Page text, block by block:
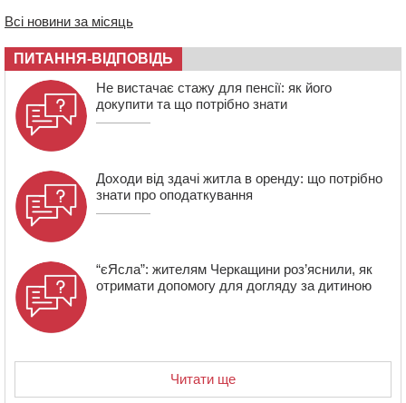
11:29
У Черкасах до середини серпня обмежать рух
10:54 На Черкащині кількість укриттів збільшилась
уп’ятеро з початку повномасштабної війни
Всі новини за місяць
ПИТАННЯ-ВІДПОВІДЬ
Не вистачає стажу для пенсії: як його
докупити та що потрібно знати
Доходи від здачі житла в оренду: що потрібно
знати про оподаткування
“єЯсла”: жителям Черкащини роз’яснили, як
отримати допомогу для догляду за дитиною
Читати ще